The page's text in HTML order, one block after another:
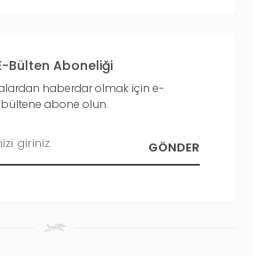
Bülten Aboneliği
haberdar olmak için e-
bültene abone olun.